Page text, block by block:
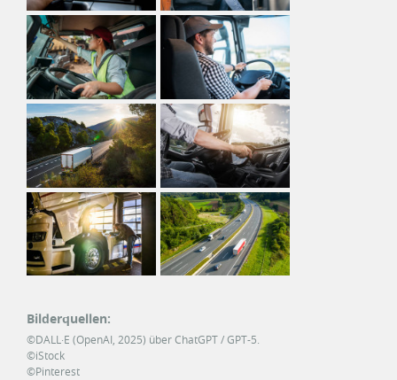
Bilderquellen:
©DALL·E (OpenAI, 2025) über ChatGPT / GPT-5.
©iStock
©Pinterest